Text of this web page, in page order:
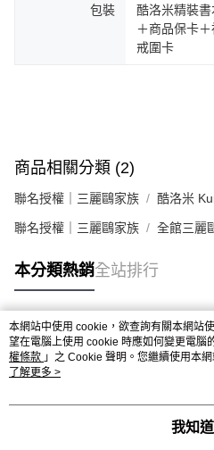
包裝
酷洛米精裝
＋商品保卡
戒圍卡
商品相關分類 (2)
聯名授權｜三麗鷗家族 酷洛米
聯名授權｜三麗鷗家族 全館三麗
本分類熱銷全站排行
熱門標籤
本網站中使用 cookie，欲查詢有關本網站
望在電腦上使用 cookie 時應如何變更電腦
權條款 」之 Cookie 聲明。您繼續使用本
用條款之 Cookie 聲明使用 cookie。
了解更多 >
我知